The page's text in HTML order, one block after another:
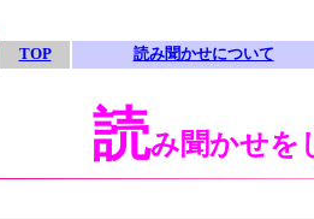
TOP 読み聞かせについて
読み聞かせを